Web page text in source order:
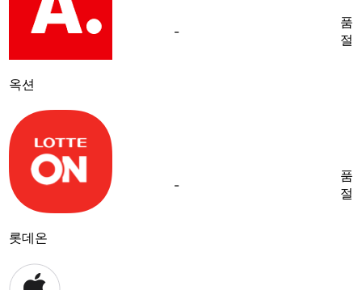
옥션
-
품
절
롯데온
-
품
절